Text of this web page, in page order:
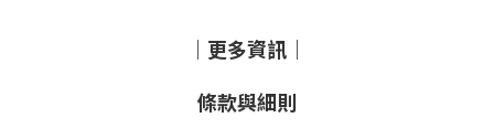
｜更多資訊｜
條款與細則